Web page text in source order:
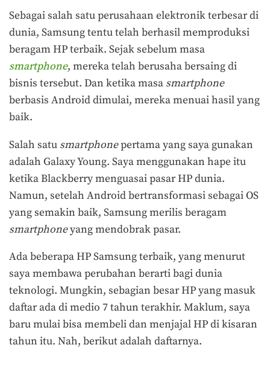
Sebagai salah satu perusahaan elektronik terbesar di
dunia, Samsung tentu telah berhasil memproduksi
beragam HP terbaik. Sejak sebelum masa
smartphone, mereka telah berusaha bersaing di
bisnis tersebut. Dan ketika masa smartphone
berbasis Android dimulai, mereka menuai hasil yang
baik.
Salah satu smartphonepertama yang saya gunakan
adalah Galaxy Young. Saya menggunakan hape itu
ketika Blackberry menguasai pasar HP dunia.
Namun, setelah Android bertransformasi sebagai OS
yang semakin baik, Samsung merilis beragam
smartphoneyang mendobrak pasar.
Ada beberapa HP Samsung terbaik, yang menurut
saya membawa perubahan berarti bagi dunia
teknologi. Mungkin, sebagian besar HP yang masuk
daftar ada di medio 7 tahun terakhir. Maklum, saya
baru mulai bisa membeli dan menjajal HP di kisaran
tahun itu. Nah, berikut adalah daftarnya.